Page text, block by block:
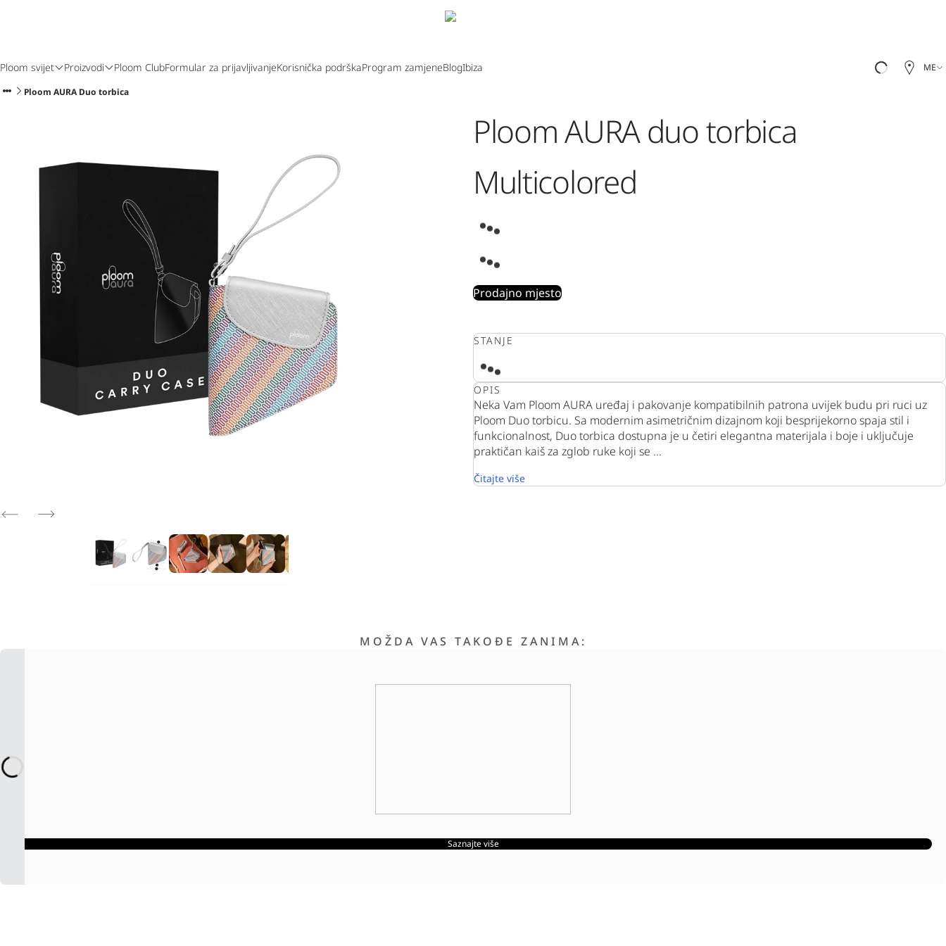
Ploom svijet Proizvodi Ploom ClubFormular za prijavljivanjeKorisnička podrškaProgram zamjeneBlogIbiza ME
Ploom AURA Duo torbica
Ploom AURA duo torbica
Multicolored
Prodajno mjesto
STANJE
OPIS
Neka Vam Ploom AURA uređaj i pakovanje kompatibilnih patrona uvijek budu pri ruci uz
Ploom Duo torbicu. Sa modernim asimetričnim dizajnom koji besprijekorno spaja stil i
funkcionalnost, Duo torbica dostupna je u četiri elegantna materijala i boje i uključuje
praktičan kaiš za zglob ruke koji se ...
Čitajte više
MOŽDA VAS TAKOĐE ZANIMA:
Saznajte više